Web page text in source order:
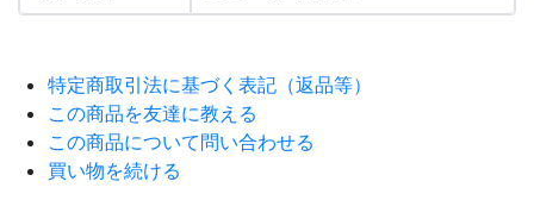
特定商取引法に基づく表記（返品等）
この商品を友達に教える
この商品について問い合わせる
買い物を続ける